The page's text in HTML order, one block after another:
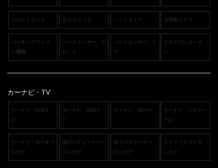
フロントカメラ サイドカメラ バックカメラ 全周囲カメラ
パーキングアシス
ト機能
パークセンサー : フ
ロント
パークセンサー : リ
ア
ドライブレコーダ
ー
カーナビ・TV
カーナビ : DVDナ
ビ
カーナビ : HDDナ
ビ
カーナビ : SDナビ
カーナビ : メモリー
ナビ
カーナビ : ポータブ
ルナビ
地デジチューナー :
フルセグ
地デジチューナー :
ワンセグ
フリップダウンモ
ニター